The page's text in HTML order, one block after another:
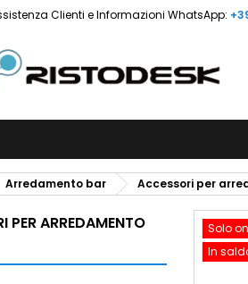
Clienti e Informazioni WhatsApp:
Arredamento bar Accessori per
PER ARREDAMENTO
Solo
In